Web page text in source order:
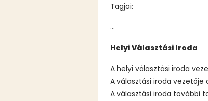
Tagjai:
...
Helyi Választási Iroda
A helyi választási iroda
A választási iroda
A választási iroda további